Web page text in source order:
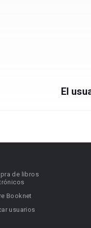
El
de libros
Booknet
usuarios